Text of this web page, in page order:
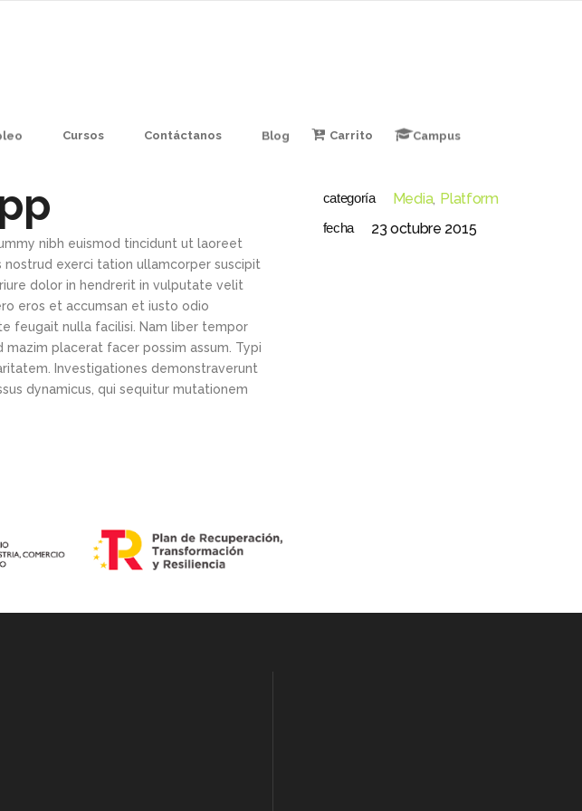
Cursos Contáctanos Blog Carrito Campus
nibh euismod tincidunt ut laoreet
exerci tation ullamcorper suscipit
dolor in hendrerit in vulputate velit
eros et accumsan et iusto odio
feugait nulla facilisi. Nam liber tempor
placerat facer possim assum. Typi
Investigationes demonstraverunt
dynamicus, qui sequitur mutationem
categoría Media Platform
fecha 23 octubre 2015